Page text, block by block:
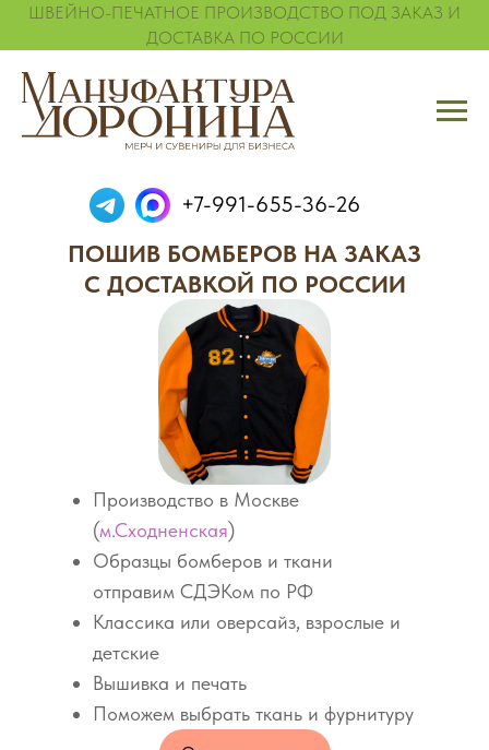
ШВЕЙНО-ПЕЧАТНОЕ ПРОИЗВОДСТВО ПОД ЗАКАЗ И
ДОСТАВКА ПО РОССИИ
+7-991-655-36-26
ПОШИВ БОМБЕРОВ НА ЗАКАЗ
С ДОСТАВКОЙ ПО РОССИИ
Производство в Москве
(м.Сходненская)
Образцы бомберов и ткани
отправим СДЭКом по РФ
Классика или оверсайз, взрослые и
детские
Вышивка и печать
Поможем выбрать ткань и фурнитуру